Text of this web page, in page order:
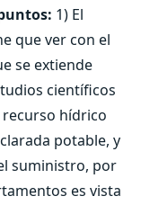
1) El
que ver con el
se extiende
científicos
recurso hídrico
potable, y
suministro, por
es vista